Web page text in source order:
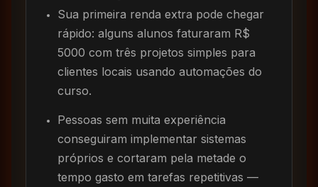
Sua primeira renda extra pode chegar
rápido: alguns alunos faturaram R$
5000 com três projetos simples para
clientes locais usando automações do
curso.
Pessoas sem muita experiência
conseguiram implementar sistemas
próprios e cortaram pela metade o
tempo gasto em tarefas repetitivas —